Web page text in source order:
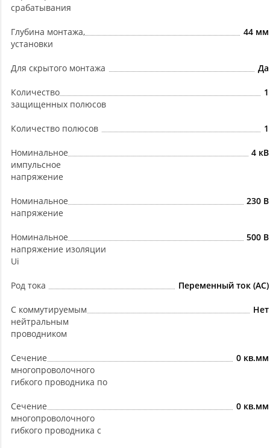
срабатывания
Глубина монтажа,
установки
44 мм
Для скрытого монтажа Да
Количество
защищенных полюсов
1
Количество полюсов 1
Номинальное
импульсное
напряжение
4 кВ
Номинальное
напряжение
230 В
Номинальное
напряжение изоляции
Ui
500 В
Род тока Переменный ток (AC)
С коммутируемым
нейтральным
проводником
Нет
Сечение
многопроволочного
гибкого проводника по
0 кв.мм
Сечение
многопроволочного
гибкого проводника с
0 кв.мм